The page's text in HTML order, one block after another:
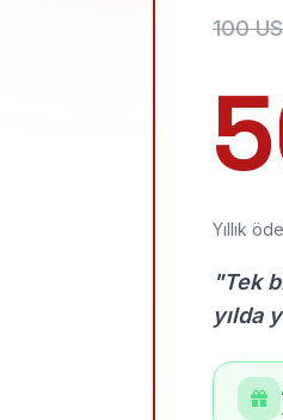
100
Yıllık
"Tek
yılda